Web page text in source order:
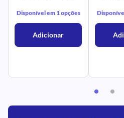
Disponível em 1 opções
Adicionar